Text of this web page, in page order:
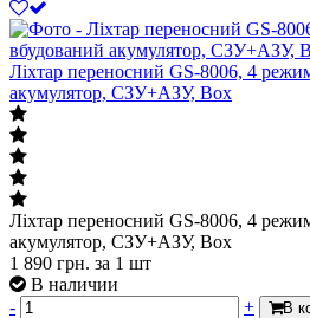
Ліхтар переносний GS-8006, 4
акумулятор, СЗУ+АЗУ, Box
Ліхтар переносний GS-8006, 4
акумулятор, СЗУ+АЗУ, Box
1 890 грн. за 1 шт
В наличии
-
+ В